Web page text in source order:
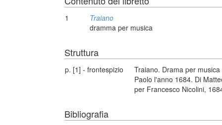
1
Traiano
dramma per musica
Struttura
p. [1] - frontespizio
Traiano. Drama per
Paolo l'anno 1684. Di
per Francesco Nicolini,
Bibliografia